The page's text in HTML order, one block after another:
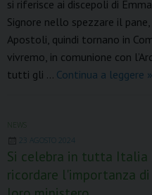
k
si riferisce ai discepoli di
Signore nello spezzare il
Apostoli, quindi tornano in
vivremo, in comunione con
tutti gli … Continua a leggere »
23 AGOSTO 2024
Si celebra in tutta Italia
ricordare l'importanza